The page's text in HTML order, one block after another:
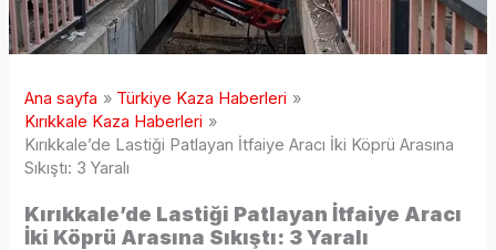
Ana sayfa
Türkiye Kaza Haberleri
Kırıkkale Kaza Haberleri
Kırıkkale’de Lastiği Patlayan İtfaiye Aracı İki Köprü Arasına
Sıkıştı: 3 Yaralı
Kırıkkale’de Lastiği Patlayan İtfaiye Aracı
İki Köprü Arasına Sıkıştı: 3 Yaralı